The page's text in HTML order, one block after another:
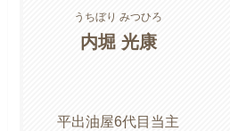
うちぼり みつひろ
内堀 光康
平出油屋6代目当主